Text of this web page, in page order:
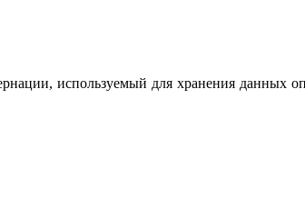
используемый для хранения данных